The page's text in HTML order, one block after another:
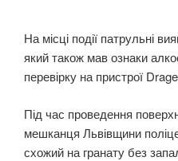
На місці події патрульні
який також мав ознаки
перевірку на пристрої
Під час проведення
мешканця Львівщини
схожий на гранату без